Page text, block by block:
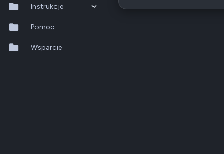
Instrukcje
QTS 5.2.x
QuTS hero h6.0.x
Pomoc
Wsparcie